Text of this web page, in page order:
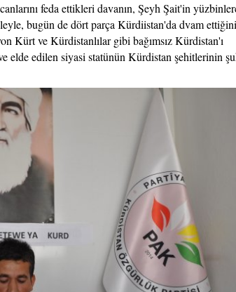
feda ettikleri davanın, Şeyh Şait'in
bugün de dört parça Kürdiistan'da dvam
Kürt ve Kürdistanlılar gibi bağımsız Kürdistan'ı
elde edilen siyasi statünün Kürdistan şehitlerinin